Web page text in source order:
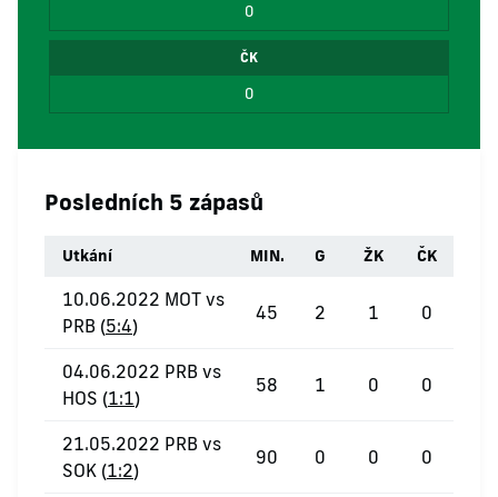
0
ČK
0
Posledních 5 zápasů
Utkání MIN. G ŽK ČK
10.06.2022 MOT vs
PRB (5:4)
45 2 1 0
04.06.2022 PRB vs
HOS (1:1)
58 1 0 0
21.05.2022 PRB vs
SOK (1:2)
90 0 0 0